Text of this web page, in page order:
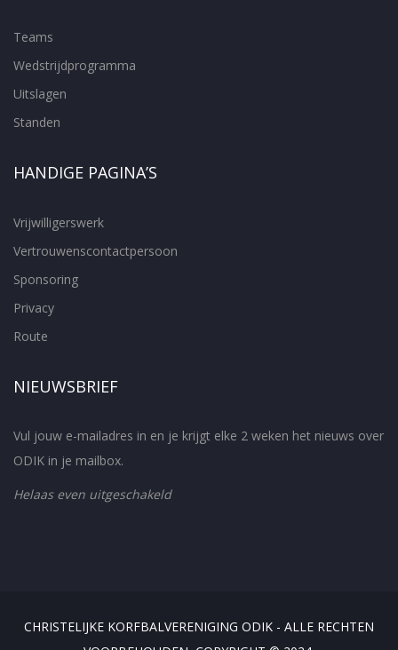
Teams
Wedstrijdprogramma
Uitslagen
Standen
HANDIGE PAGINA’S
Vrijwilligerswerk
Vertrouwenscontactpersoon
Sponsoring
Privacy
Route
NIEUWSBRIEF
Vul jouw e-mailadres in en je krijgt elke 2 weken het nieuws over
ODIK in je mailbox.
Helaas even uitgeschakeld
CHRISTELIJKE KORFBALVERENIGING ODIK - ALLE RECHTEN